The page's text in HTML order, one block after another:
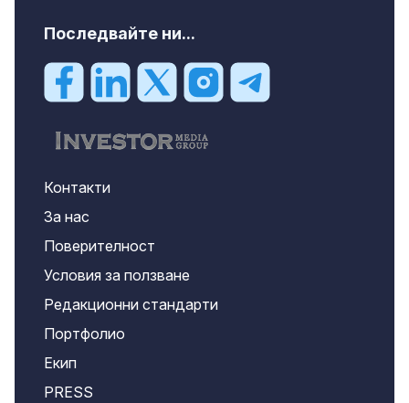
Последвайте ни...
Контакти
За нас
Поверителност
Условия за ползване
Редакционни стандарти
Портфолио
Екип
PRESS